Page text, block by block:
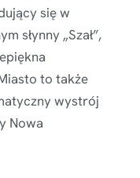
się w
słynny „Szał”,
to także
wystrój
Nowa